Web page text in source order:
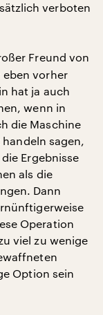
verboten
Freund von
eben vorher
hat ja auch
wenn in
die Maschine
sagen,
Ergebnisse
als die
Dann
Operation
viel zu wenige
Option sein